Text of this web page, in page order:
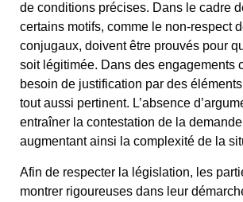
de conditions précises. Dans le cadre
certains motifs, comme le non-respect
conjugaux, doivent être prouvés pour
soit légitimée. Dans des engagements
besoin de justification par des
tout aussi pertinent. L’absence
entraîner la contestation de la
augmentant ainsi la complexité de la
Afin de respecter la législation, les
montrer rigoureuses dans leur